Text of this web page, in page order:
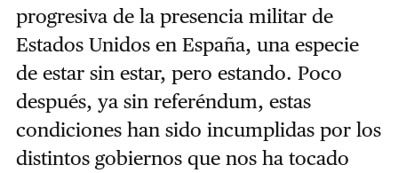
progresiva de la presencia militar de
Estados Unidos en España, una especie
de estar sin estar, pero estando. Poco
después, ya sin referéndum, estas
condiciones han sido incumplidas por los
distintos gobiernos que nos ha tocado